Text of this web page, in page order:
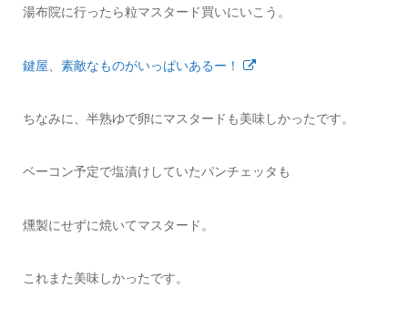
湯布院に行ったら粒マスタード買いにいこう。
鍵屋、素敵なものがいっぱいあるー！
ちなみに、半熟ゆで卵にマスタードも美味しかったです。
ベーコン予定で塩漬けしていたパンチェッタも
燻製にせずに焼いてマスタード。
これまた美味しかったです。